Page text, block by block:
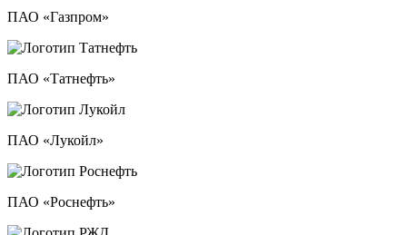
ПАО «Газпром»
ПАО «Татнефть»
ПАО «Лукойл»
ПАО «Роснефть»